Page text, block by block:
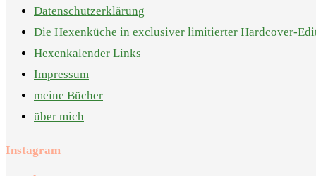
Datenschutzerklärung
Die Hexenküche in exclusiver limitierter Hardcover-
Hexenkalender Links
Impressum
meine Bücher
über mich
Instagram